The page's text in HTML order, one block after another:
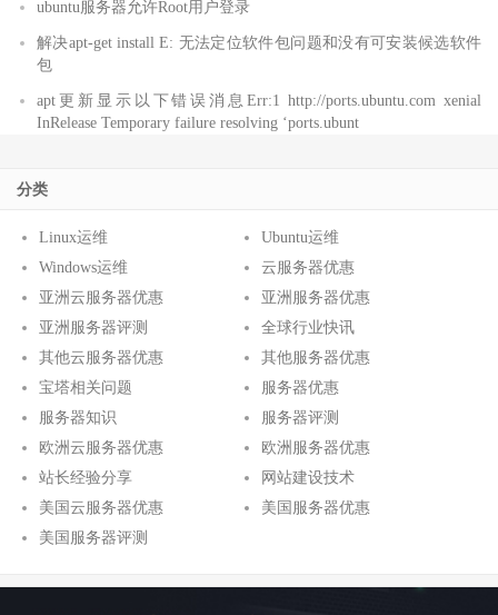
ubuntu服务器允许Root用户登录
解决apt-get install E: 无法定位软件包问题和没有可安装候选软件
包
apt更新显示以下错误消息Err:1 http://ports.ubuntu.com xenial
InRelease Temporary failure resolving ‘ports.ubunt
分类
Linux运维
Ubuntu运维
Windows运维
云服务器优惠
亚洲云服务器优惠
亚洲服务器优惠
亚洲服务器评测
全球行业快讯
其他云服务器优惠
其他服务器优惠
宝塔相关问题
服务器优惠
服务器知识
服务器评测
欧洲云服务器优惠
欧洲服务器优惠
站长经验分享
网站建设技术
美国云服务器优惠
美国服务器优惠
美国服务器评测